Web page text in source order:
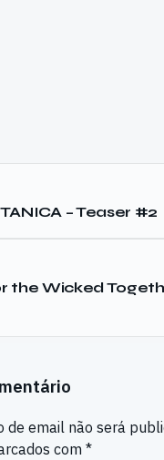
– Teaser #2
the Wicked
de email não será
com *